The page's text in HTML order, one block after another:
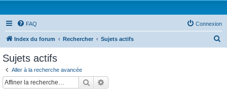
FAQ Connexion
Index du forum Rechercher Sujets actifs
Sujets actifs
Aller à la recherche avancée
Rechercher